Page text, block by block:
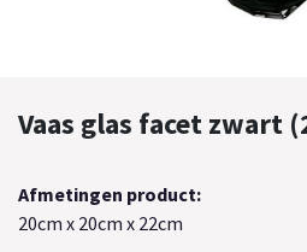
Vaas glas facet zwart
Afmetingen product:
20cm x 20cm x 22cm